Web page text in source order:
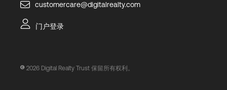
customercare@digitalrealty.com
门户登录
2026 Digital Realty Trust 保留所有权利。